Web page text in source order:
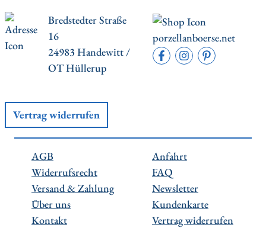
Bredstedter Straße
16
24983 Handewitt /
OT Hüllerup
porzellanboerse.net
Vertrag widerrufen
AGB
Widerrufsrecht
Versand & Zahlung
Über uns
Kontakt
Anfahrt
FAQ
Newsletter
Kundenkarte
Vertrag widerrufen